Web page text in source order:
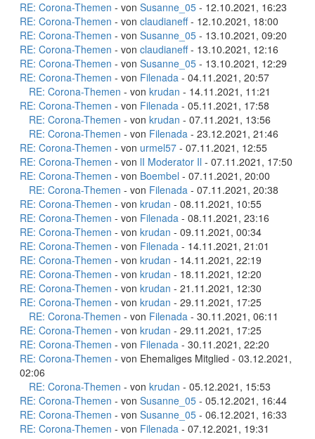
RE: Corona-Themen - von Susanne_05 - 12.10.2021, 16:23
RE: Corona-Themen - von claudianeff- 12.10.2021, 18:00
RE: Corona-Themen - von Susanne_05 - 13.10.2021, 09:20
RE: Corona-Themen - von claudianeff- 13.10.2021, 12:16
RE: Corona-Themen - von Susanne_05 - 13.10.2021, 12:29
RE: Corona-Themen - von Filenada - 04.11.2021, 20:57
RE: Corona-Themen - von krudan - 14.11.2021, 11:21
RE: Corona-Themen - von Filenada - 05.11.2021, 17:58
RE: Corona-Themen - von krudan - 07.11.2021, 13:56
RE: Corona-Themen - von Filenada - 23.12.2021, 21:46
RE: Corona-Themen - von urmel57 - 07.11.2021, 12:55
RE: Corona-Themen - von lI Moderator Il - 07.11.2021, 17:50
RE: Corona-Themen - von Boembel - 07.11.2021, 20:00
RE: Corona-Themen - von Filenada - 07.11.2021, 20:38
RE: Corona-Themen - von krudan - 08.11.2021, 10:55
RE: Corona-Themen - von Filenada - 08.11.2021, 23:16
RE: Corona-Themen - von krudan - 09.11.2021, 00:34
RE: Corona-Themen - von Filenada - 14.11.2021, 21:01
RE: Corona-Themen - von krudan - 14.11.2021, 22:19
RE: Corona-Themen - von krudan - 18.11.2021, 12:20
RE: Corona-Themen - von krudan - 21.11.2021, 12:30
RE: Corona-Themen - von krudan - 29.11.2021, 17:25
RE: Corona-Themen - von Filenada - 30.11.2021, 06:11
RE: Corona-Themen - von krudan - 29.11.2021, 17:25
RE: Corona-Themen - von Filenada - 30.11.2021, 22:20
RE: Corona-Themen - von Ehemaliges Mitglied - 03.12.2021,
02:06
RE: Corona-Themen - von krudan - 05.12.2021, 15:53
RE: Corona-Themen - von Susanne_05 - 05.12.2021, 16:44
RE: Corona-Themen - von Susanne_05 - 06.12.2021, 16:33
RE: Corona-Themen - von Filenada - 07.12.2021, 19:31